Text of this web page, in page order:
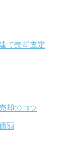
て売却査定
却のコツ
額